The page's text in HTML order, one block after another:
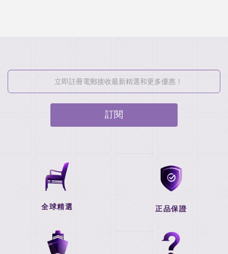
訂閱
全球精選 正品保證